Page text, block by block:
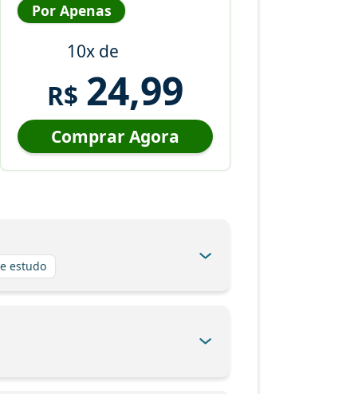
Por Apenas
10x de
R$ 24,99
Comprar Agora
estudo